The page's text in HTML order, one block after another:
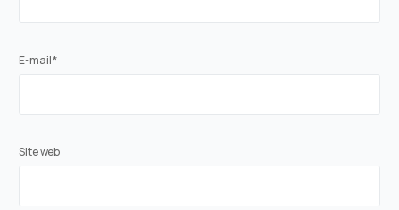
E-mail*
Site web